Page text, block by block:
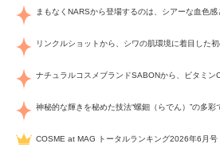
COSME at MAG トータルランキング2026年6月号